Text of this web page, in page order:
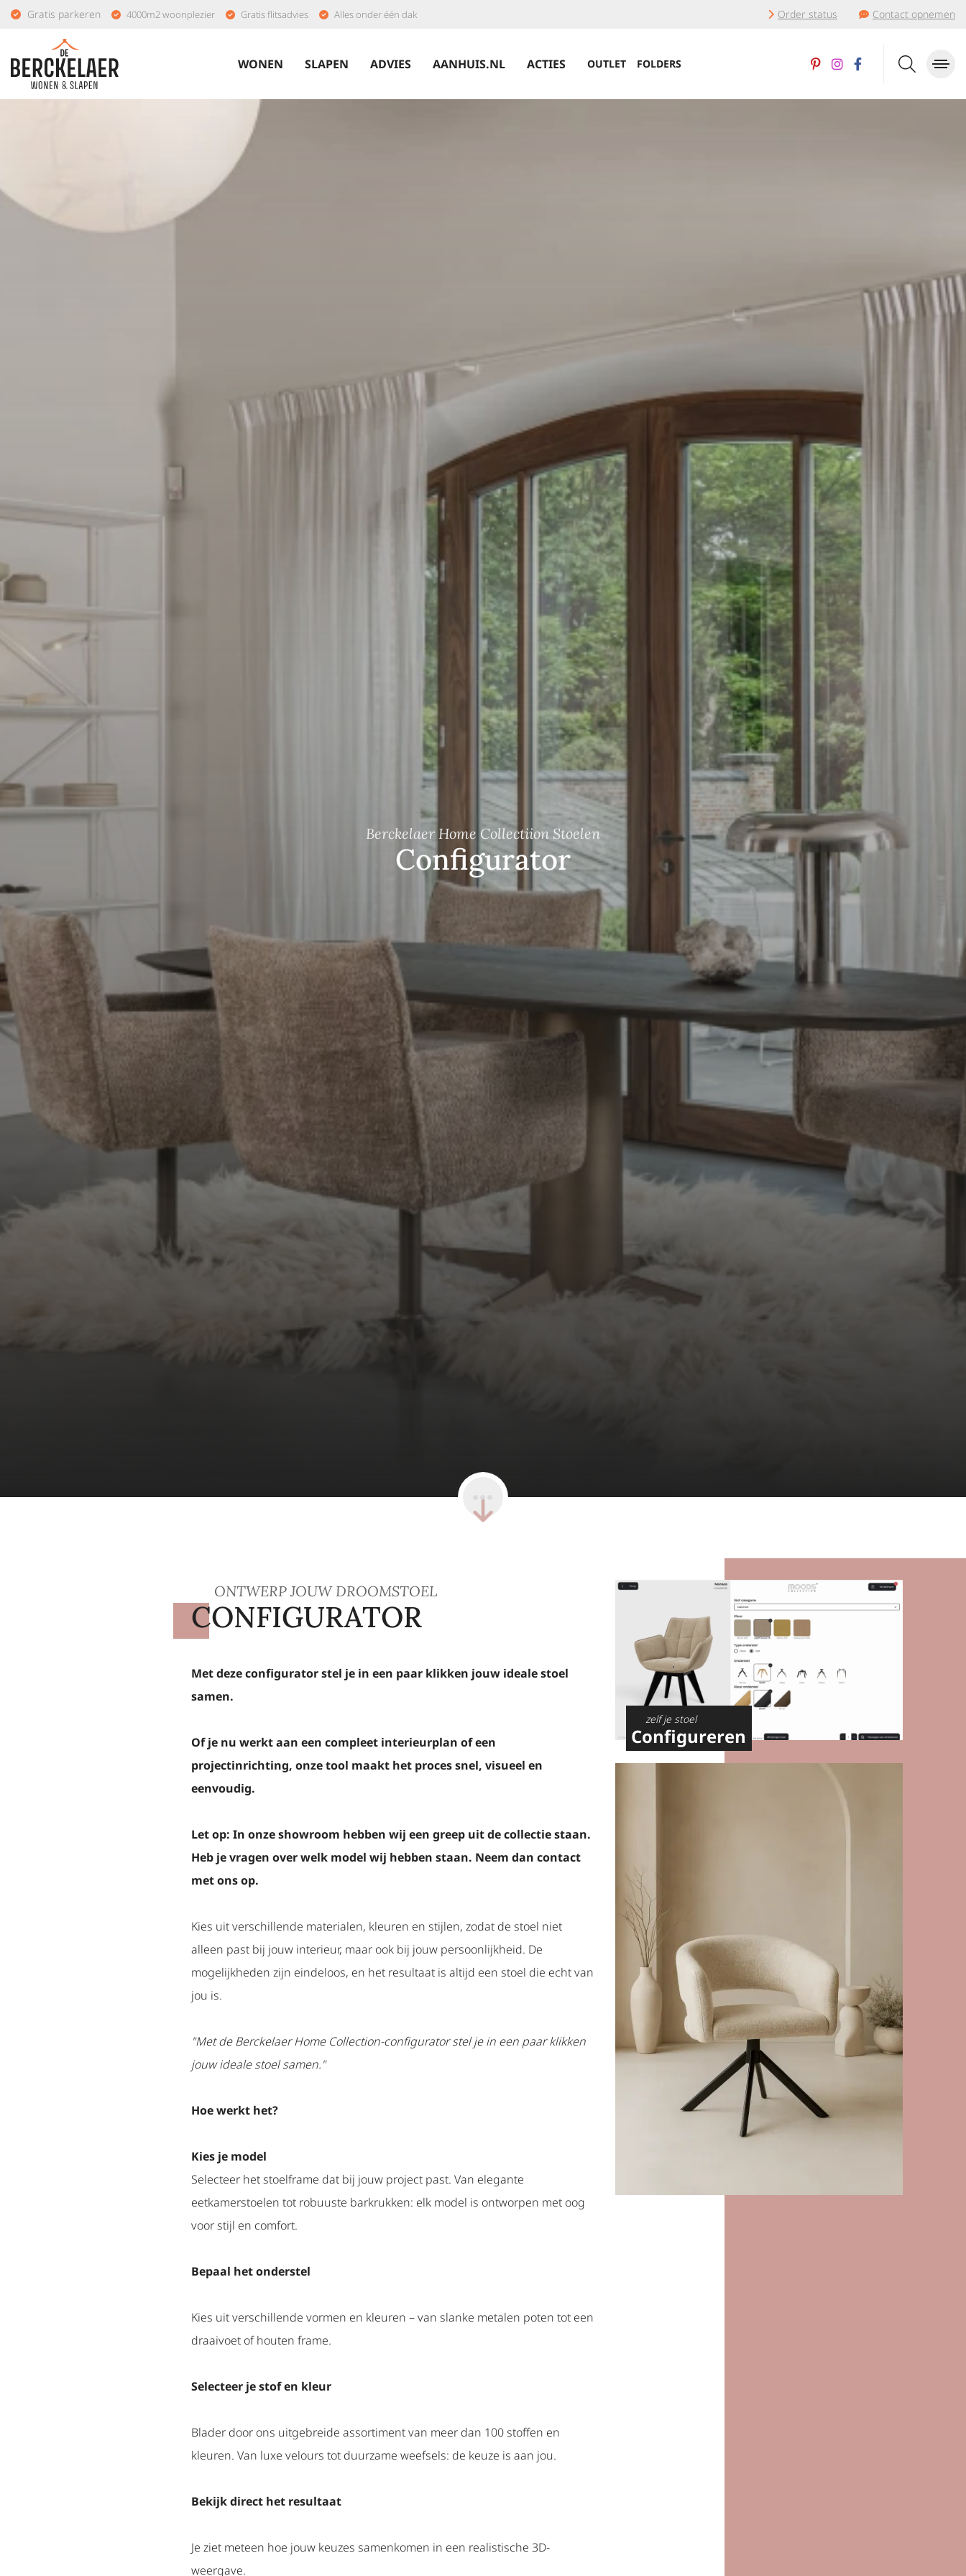
Gratis parkeren 4000m2 woonplezier Gratis flitsadvies Alles onder één dak Order status Contact opnemen
WONEN SLAPEN ADVIES AANHUIS.NL ACTIES OUTLET FOLDERS
Berckelaer Home Collectiion Stoelen
Configurator
ONTWERP JOUW DROOMSTOEL
CONFIGURATOR
Met deze configurator stel je in een paar klikken jouw ideale stoel
samen.
Of je nu werkt aan een compleet interieurplan of een
projectinrichting, onze tool maakt het proces snel, visueel en
eenvoudig.
Let op: In onze showroom hebben wij een greep uit de collectie staan.
Heb je vragen over welk model wij hebben staan. Neem dan contact
met ons op.
Kies uit verschillende materialen, kleuren en stijlen, zodat de stoel niet
alleen past bij jouw interieur, maar ook bij jouw persoonlijkheid. De
mogelijkheden zijn eindeloos, en het resultaat is altijd een stoel die echt van
jou is.
"Met de Berckelaer Home Collection-configurator stel je in een paar klikken
jouw ideale stoel samen."
Hoe werkt het?
Kies je model
Selecteer het stoelframe dat bij jouw project past. Van elegante
eetkamerstoelen tot robuuste barkrukken: elk model is ontworpen met oog
voor stijl en comfort.
Bepaal het onderstel
Kies uit verschillende vormen en kleuren – van slanke metalen poten tot een
draaivoet of houten frame.
Selecteer je stof en kleur
Blader door ons uitgebreide assortiment van meer dan 100 stoffen en
kleuren. Van luxe velours tot duurzame weefsels: de keuze is aan jou.
Bekijk direct het resultaat
Je ziet meteen hoe jouw keuzes samenkomen in een realistische 3D-
weergave.
zelf je stoel
Configureren